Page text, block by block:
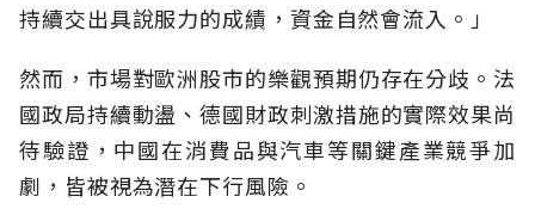
持續交出具說服力的成績，資金自然會流入。」
然而，市場對歐洲股市的樂觀預期仍存在分歧。法
國政局持續動盪、德國財政刺激措施的實際效果尚
待驗證，中國在消費品與汽車等關鍵產業競爭加
劇，皆被視為潛在下行風險。